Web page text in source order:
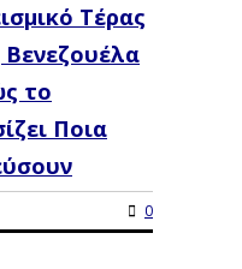
Τέρας
Βενεζουέλα
το
Ποια
0